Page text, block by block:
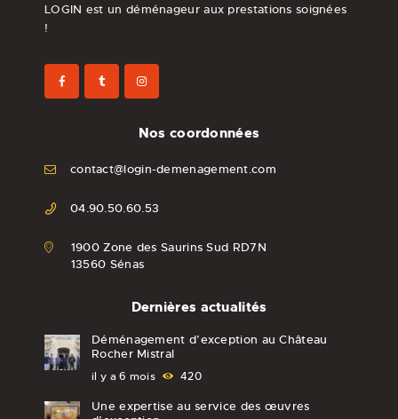
LOGIN est un déménageur aux prestations soignées
!
Nos coordonnées
contact@login-demenagement.com
04.90.50.60.53
1900 Zone des Saurins Sud RD7N
13560 Sénas
Dernières actualités
Déménagement d’exception au Château
Rocher Mistral
il y a 6 mois 420
Une expertise au service des œuvres